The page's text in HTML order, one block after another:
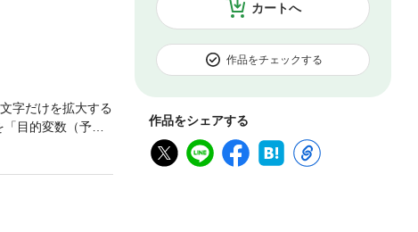
カートへ
作品をチェックする
作品をシェアする
字だけを拡大する
目的変数（予測
」の解析に焦点
法を扱います。
自ら作成したア